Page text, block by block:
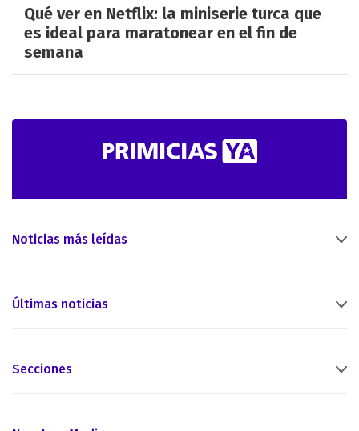
Qué ver en Netflix: la miniserie turca que
es ideal para maratonear en el fin de
semana
Noticias más leídas
Últimas noticias
Secciones